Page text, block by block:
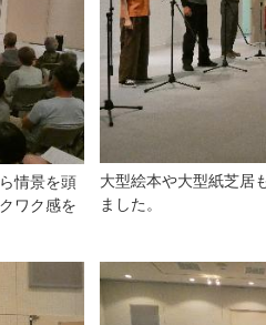
情景を頭
ワク感を
大型絵本や大型紙芝居
ました。